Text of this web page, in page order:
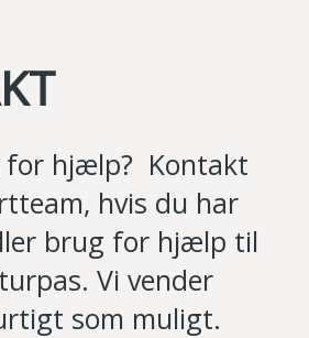
for hjælp? Kontakt
hvis du har
brug for hjælp til
Vi vender
som muligt.